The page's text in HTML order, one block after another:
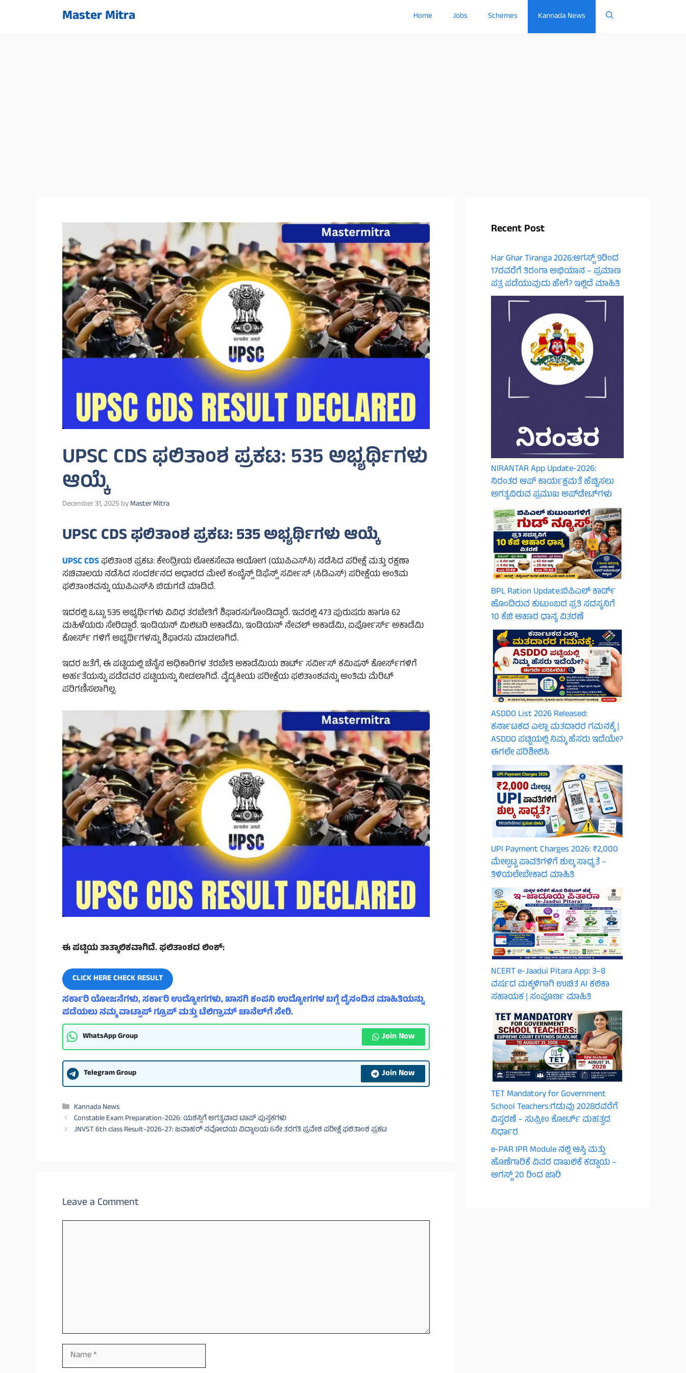
Master Mitra Home Jobs Schemes Kannada News
UPSC CDS ಫಲಿತಾಂಶ ಪ್ರಕಟ: 535 ಅಭ್ಯರ್ಥಿಗಳು
ಆಯ್ಕೆ
December 31, 2025 byMaster Mitra
UPSC CDS ಫಲಿತಾಂಶ ಪ್ರಕಟ: 535 ಅಭ್ಯರ್ಥಿಗಳು ಆಯ್ಕೆ
UPSC CDSಫಲಿತಾಂಶ ಪ್ರಕಟ: ಕೇಂದ್ರೀಯ ಲೋಕಸೇವಾ ಆಯೋಗ (ಯುಪಿಎಸ್‌ಸಿ) ನಡೆಸಿದ ಪರೀಕ್ಷೆ ಮತ್ತು ರಕ್ಷಣಾ
ಸಚಿವಾಲಯ ನಡೆಸಿದ ಸಂದರ್ಶನದ ಅಧಾರದ ಮೇಲೆ ಕಂಬೈನ್ಸ್ ಡಿಫೆನ್ಸ್ ಸರ್ವೀಸ್ (ಸಿಡಿಎಸ್) ಪರೀಕ್ಷೆಯ ಅಂತಿಮ
ಫಲಿತಾಂಶವನ್ನು ಯುಪಿಎಸ್‌ಸಿ ಬಿಡುಗಡೆ ಮಾಡಿದೆ.
ಇದರಲ್ಲಿ ಒಟ್ಟು 535 ಅಭ್ಯರ್ಥಿಗಳು ವಿವಿಧ ತರಬೇತಿಗೆ ಶಿಫಾರಸುಗೊಂಡಿದ್ದಾರೆ. ಇವರಲ್ಲಿ 473 ಪುರುಷರು ಹಾಗೂ 62
ಮಹಿಳೆಯರು ಸೇರಿದ್ದಾರೆ. ಇಂಡಿಯನ್ ಮಿಲಿಟರಿ ಅಕಾಡೆಮಿ, ಇಂಡಿಯನ್ ನೇವಲ್ ಅಕಾಡೆಮಿ, ಏರ್ಪೋರ್ಸ್ ಅಕಾಡೆಮಿ
ಕೋರ್ಸ್ ಗಳಿಗೆ ಅಭ್ಯರ್ಥಿಗಳನ್ನು ಶಿಫಾರಸು ಮಾಡಲಾಗಿದೆ.
ಇದರ ಜತೆಗೆ, ಈ ಪಟ್ಟಿಯಲ್ಲಿ ಚೆನೈನ ಅಧಿಕಾರಿಗಳ ತರಬೇತಿ ಅಕಾಡೆಮಿಯ ಶಾರ್ಟ್ ಸರ್ವೀಸ್ ಕಮಿಷನ್ ಕೋರ್ಸ್‌ಗಳಿಗೆ
ಅರ್ಹತೆಯನ್ನು ಪಡೆದವರ ಪಟ್ಟಿಯನ್ನು ನೀಡಲಾಗಿದೆ. ವೈದ್ಯಕೀಯ ಪರೀಕ್ಷೆಯ ಫಲಿತಾಂಶವನ್ನು ಅಂತಿಮ ಮೆರಿಟ್
ಪರಿಗಣಿಸಲಾಗಿಲ್ಲ.
ಈ ಪಟ್ಟಿಯ ತಾತ್ಕಾಲಿಕವಾಗಿದೆ. ಫಲಿತಾಂಶದ ಲಿಂಕ್:
CLICK HERE CHECK RESULT
ಸರ್ಕಾರಿ ಯೋಜನೆಗಳು, ಸರ್ಕಾರಿ ಉದ್ಯೋಗಗಳು, ಖಾಸಗಿ ಕಂಪನಿ ಉದ್ಯೋಗಗಳ ಬಗ್ಗೆ ದೈನಂದಿನ ಮಾಹಿತಿಯನ್ನು
ಪಡೆಯಲು ನಮ್ಮ ವಾಟ್ಸಾಪ್ ಗ್ರೂಪ್ ಮತ್ತು ಟೆಲಿಗ್ರಾಮ್ ಚಾನೆಲ್‌ಗೆ ಸೇರಿ.
WhatsApp Group Join Now
Telegram Group Join Now
Categories
Kannada News
Constable Exam Preparation-2026: ಯಶಸ್ಸಿಗೆ ಅಗತ್ಯವಾದ ಟಾಪ್ ಪುಸ್ತಕಗಳು
JNVST 6th class Result-2026-27: ಜವಾಹರ್ ನವೋದಯ ವಿದ್ಯಾಲಯ 6ನೇ ತರಗತಿ ಪ್ರವೇಶ ಪರೀಕ್ಷೆ ಫಲಿತಾಂಶ ಪ್ರಕಟ
Leave a Comment
Name
Recent Post
Har Ghar Tiranga 2026:ಆಗಸ್ಟ್ 9ರಿಂದ
17ರವರೆಗೆ ತಿರಂಗಾ ಅಭಿಯಾನ – ಪ್ರಮಾಣ
ಪತ್ರ ಪಡೆಯುವುದು ಹೇಗೆ? ಇಲ್ಲಿದೆ ಮಾಹಿತಿ
NIRANTAR App Update-2026:
ನಿರಂತರ ಆಪ್ ಕಾರ್ಯಕ್ಷಮತೆ ಹೆಚ್ಚಿಸಲು
ಅಗತ್ಯವಿರುವ ಪ್ರಮುಖ ಅಪ್‌ಡೇಟ್‌ಗಳು
BPL Ration Update:ಬಿಪಿಎಲ್‌ ಕಾರ್ಡ್
ಹೊಂದಿರುವ ಕುಟುಂಬದ ಪ್ರತಿ ಸದಸ್ಯನಿಗೆ
10 ಕೆಜಿ ಆಹಾರ ಧಾನ್ಯ ವಿತರಣೆ
ASDDO List 2026 Released:
ಕರ್ನಾಟಕದ ಎಲ್ಲಾ ಮತದಾರರ ಗಮನಕ್ಕೆ |
ASDDO ಪಟ್ಟಿಯಲ್ಲಿ ನಿಮ್ಮ ಹೆಸರು ಇದೆಯೇ?
ಈಗಲೇ ಪರಿಶೀಲಿಸಿ
UPI Payment Charges 2026: ₹2,000
ಮೇಲ್ಪಟ್ಟ ಪಾವತಿಗಳಿಗೆ ಶುಲ್ಕ ಸಾಧ್ಯತೆ –
ತಿಳಿಯಲೇಬೇಕಾದ ಮಾಹಿತಿ
NCERT e-Jaadui Pitara App: 3–8
ವರ್ಷದ ಮಕ್ಕಳಿಗಾಗಿ ಉಚಿತ AI ಕಲಿಕಾ
ಸಹಾಯಕ | ಸಂಪೂರ್ಣ ಮಾಹಿತಿ
TET Mandatory for Government
School Teachers:ಗಡುವು 2028ರವರೆಗೆ
ವಿಸ್ತರಣೆ – ಸುಪ್ರೀಂ ಕೋರ್ಟ್ ಮಹತ್ವದ
ನಿರ್ಧಾರ
e-PAR IPR Module ನಲ್ಲಿ ಆಸ್ತಿ ಮತ್ತು
ಹೊಣೆಗಾರಿಕೆ ವಿವರ ದಾಖಲಿಕೆ ಕಡ್ಡಾಯ –
ಆಗಸ್ಟ್ 20 ರಿಂದ ಜಾರಿ